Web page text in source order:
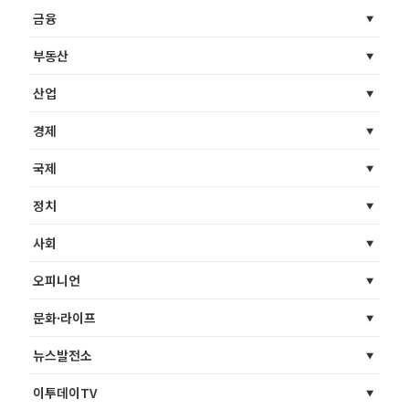
금융
부동산
산업
경제
국제
정치
사회
오피니언
문화·라이프
뉴스발전소
이투데이TV